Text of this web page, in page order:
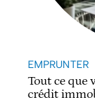
EMPRUNTER
Tout ce que
crédit